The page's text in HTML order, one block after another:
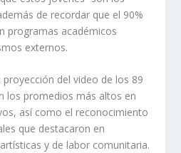
de recordar que el 90%
programas académicos
externos.
del video de los 89
los promedios más altos en
así como el reconocimiento
que destacaron en
y de labor comunitaria.